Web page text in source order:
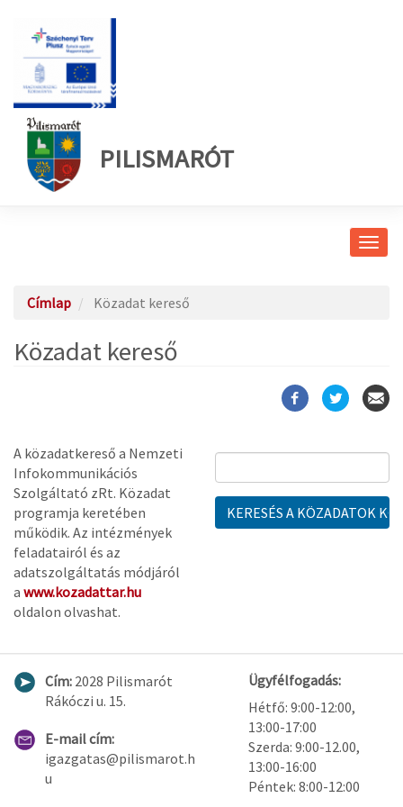
PILISMARÓT
Címlap Közadat kereső
Közadat kereső
A közadatkereső a Nemzeti
Infokommunikációs
Szolgáltató zRt. Közadat
programja keretében
működik. Az intézmények
feladatairól és az
adatszolgáltatás módjáról
a www.kozadattar.hu
oldalon olvashat.
Cím: 2028 Pilismarót
Rákóczi u. 15.
E-mail cím:
igazgatas@pilismarot.h
u
Ügyfélfogadás:
Hétfő: 9:00-12:00,
13:00-17:00
Szerda: 9:00-12.00,
13:00-16:00
Péntek: 8:00-12:00